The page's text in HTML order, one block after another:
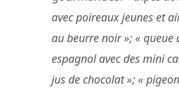
avec poireaux jeunes et
au beurre noir »; « queue
espagnol avec des mini
jus de chocolat »; «